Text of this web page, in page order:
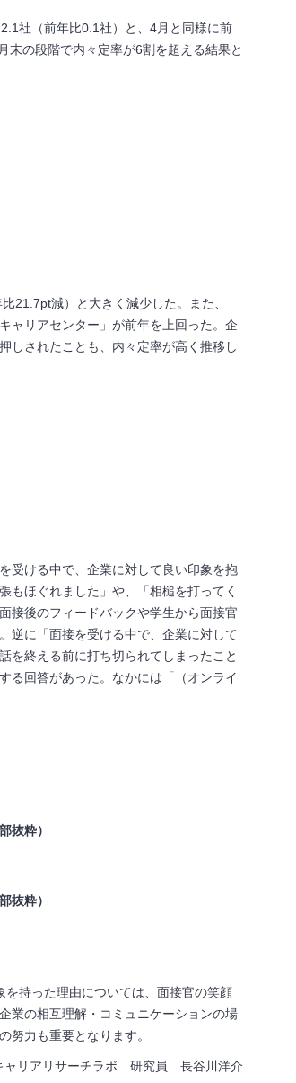
社（前年比0.1社）と、4月と同様に前
の段階で内々定率が6割を超える結果と
21.7pt減）と大きく減少した。また、
ャリアセンター」が前年を上回った。企
しされたことも、内々定率が高く推移し
受ける中で、企業に対して良い印象を抱
もほぐれました」や、「相槌を打ってく
接後のフィードバックや学生から面接官
逆に「面接を受ける中で、企業に対して
を終える前に打ち切られてしまったこと
る回答があった。なかには「（オンライ
抜粋）
抜粋）
持った理由については、面接官の笑顔
業の相互理解・コミュニケーションの場
努力も重要となります。
ャリアリサーチラボ 研究員 長谷川洋介